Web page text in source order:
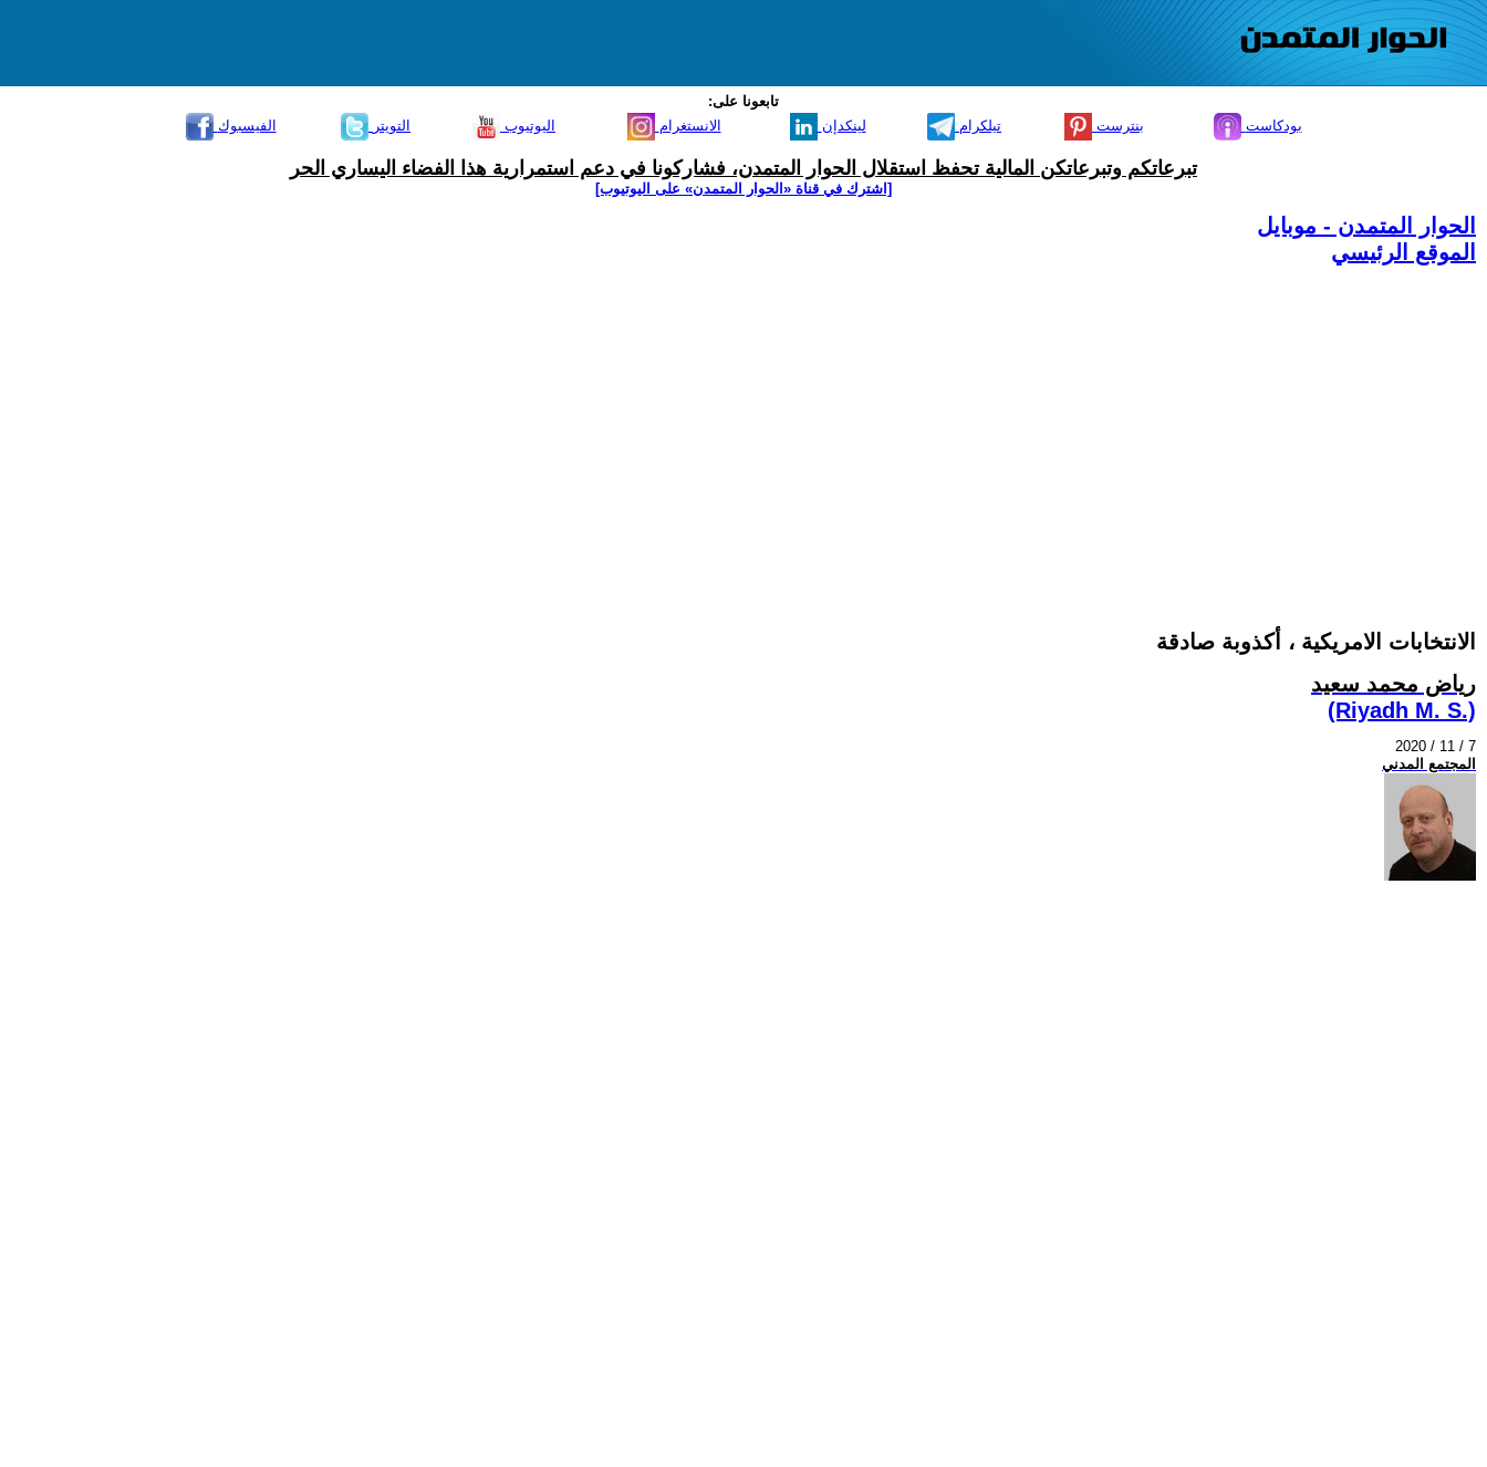
تابعونا على:
الفيسبوك
التويتر اليوتيوب الانستغرام لينكدإن تيلكرام بنترست بودكاست
تبرعاتكم وتبرعاتكن المالية تحفظ استقلال الحوار المتمدن، فشاركونا في دعم استمرارية هذا الفضاء اليساري الحر
[اشترك في قناة ‫«الحوار المتمدن» على اليوتيوب]
الحوار المتمدن - موبايل
الموقع الرئيسي
الانتخابات الامريكية ، أكذوبة صادقة
رياض محمد سعيد
(Riyadh M. S.)
2020 / 11 / 7
المجتمع المدني